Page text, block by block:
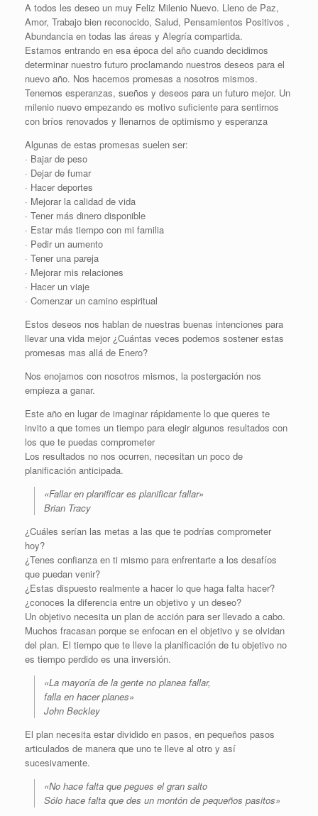
A todos les deseo un muy Feliz Milenio Nuevo. Lleno de Paz,
Amor, Trabajo bien reconocido, Salud, Pensamientos Positivos ,
Abundancia en todas las áreas y Alegría compartida.
Estamos entrando en esa época del año cuando decidimos
determinar nuestro futuro proclamando nuestros deseos para el
nuevo año. Nos hacemos promesas a nosotros mismos.
Tenemos esperanzas, sueños y deseos para un futuro mejor. Un
milenio nuevo empezando es motivo suficiente para sentirnos
con bríos renovados y llenarnos de optimismo y esperanza
Algunas de estas promesas suelen ser:
· Bajar de peso
· Dejar de fumar
· Hacer deportes
· Mejorar la calidad de vida
· Tener más dinero disponible
· Estar más tiempo con mi familia
· Pedir un aumento
· Tener una pareja
· Mejorar mis relaciones
· Hacer un viaje
· Comenzar un camino espiritual
Estos deseos nos hablan de nuestras buenas intenciones para
llevar una vida mejor ¿Cuántas veces podemos sostener estas
promesas mas allá de Enero?
Nos enojamos con nosotros mismos, la postergación nos
empieza a ganar.
Este año en lugar de imaginar rápidamente lo que queres te
invito a que tomes un tiempo para elegir algunos resultados con
los que te puedas comprometer
Los resultados no nos ocurren, necesitan un poco de
planificación anticipada.
«Fallar en planificar es planificar fallar»
Brian Tracy
¿Cuáles serían las metas a las que te podrías comprometer
hoy?
¿Tenes confianza en ti mismo para enfrentarte a los desafíos
que puedan venir?
¿Estas dispuesto realmente a hacer lo que haga falta hacer?
¿conoces la diferencia entre un objetivo y un deseo?
Un objetivo necesita un plan de acción para ser llevado a cabo.
Muchos fracasan porque se enfocan en el objetivo y se olvidan
del plan. El tiempo que te lleve la planificación de tu objetivo no
es tiempo perdido es una inversión.
«La mayoría de la gente no planea fallar,
falla en hacer planes»
John Beckley
El plan necesita estar dividido en pasos, en pequeños pasos
articulados de manera que uno te lleve al otro y así
sucesivamente.
«No hace falta que pegues el gran salto
Sólo hace falta que des un montón de pequeños pasitos»